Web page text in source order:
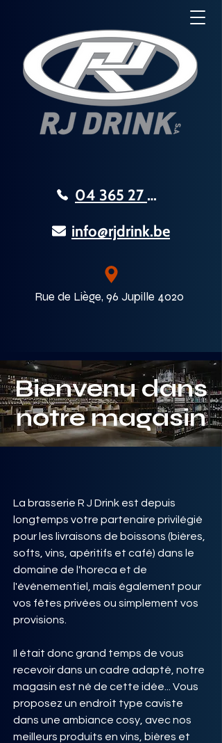
04 365 27 08
info@rjdrink.be
Rue de Liège, 96 Jupille 4020
Un endroit spécialement
conçu et cosy
La brasserie R J Drink est depuis
longtemps votre partenaire privilégié
pour les livraisons de boissons (bières,
softs, vins, apéritifs et café) dans le
domaine de l'horeca et de
l'événementiel, mais également pour
vos fêtes privées ou simplement vos
provisions.
Il était donc grand temps de vous
recevoir dans un cadre adapté, notre
magasin est né de cette idée... Vous
proposez un endroit type caviste
dans une ambiance cosy, avec nos
meilleurs produits en vins, bières et
Bienvenu dans
notre magasin